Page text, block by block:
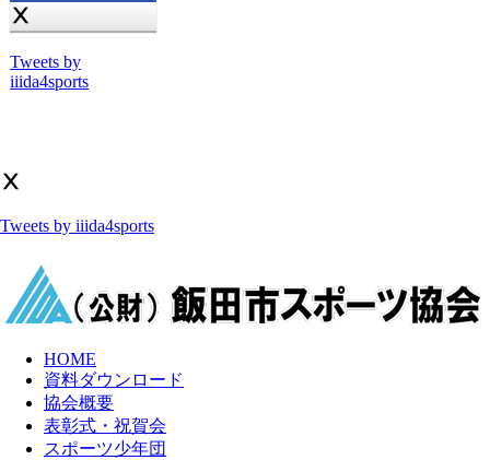
Ⅹ
Tweets by
iiida4sports
Ⅹ
Tweets by iiida4sports
HOME
資料ダウンロード
協会概要
表彰式・祝賀会
スポーツ少年団